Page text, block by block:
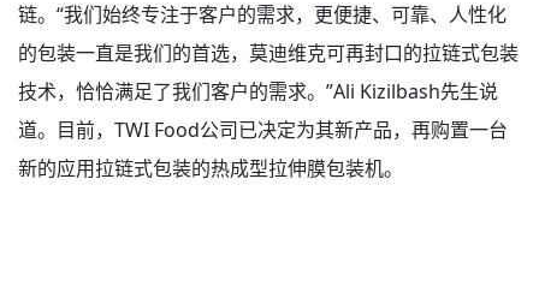
链。“我们始终专注于客户的需求，更便捷、可靠、人性化
的包装一直是我们的首选，莫迪维克可再封口的拉链式包装
技术，恰恰满足了我们客户的需求。”Ali Kizilbash先生说
道。目前，TWI Food公司已决定为其新产品，再购置一台
新的应用拉链式包装的热成型拉伸膜包装机。